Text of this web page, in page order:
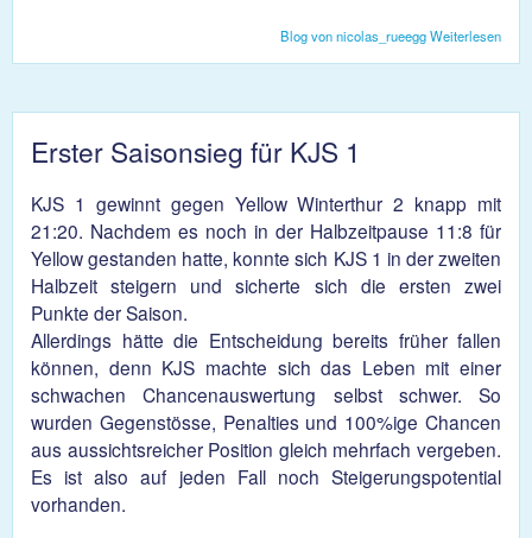
Weiterlesen
Blog von nicolas_rueegg
Erster Saisonsieg für KJS 1
KJS 1 gewinnt gegen Yellow Winterthur 2 knapp mit
21:20. Nachdem es noch in der Halbzeitpause 11:8 für
Yellow gestanden hatte, konnte sich KJS 1 in der zweiten
Halbzeit steigern und sicherte sich die ersten zwei
Punkte der Saison.
Allerdings hätte die Entscheidung bereits früher fallen
können, denn KJS machte sich das Leben mit einer
schwachen Chancenauswertung selbst schwer. So
wurden Gegenstösse, Penalties und 100%ige Chancen
aus aussichtsreicher Position gleich mehrfach vergeben.
Es ist also auf jeden Fall noch Steigerungspotential
vorhanden.